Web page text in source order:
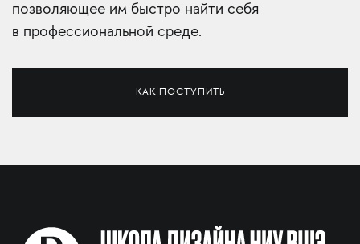
позволяющее им быстро найти себя
в профессиональной среде.
КАК ПОСТУПИТЬ